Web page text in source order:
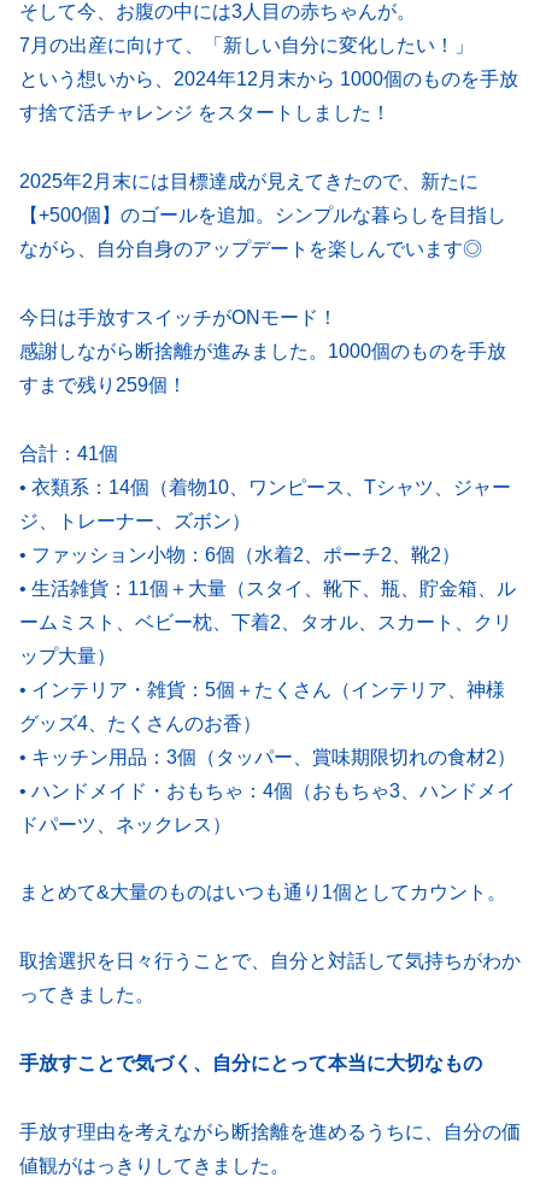
そして今、お腹の中には3人目の赤ちゃんが。
7月の出産に向けて、「新しい自分に変化したい！」
という想いから、2024年12月末から 1000個のものを手放
す捨て活チャレンジ をスタートしました！
2025年2月末には目標達成が見えてきたので、新たに
【+500個】のゴールを追加。シンプルな暮らしを目指し
ながら、自分自身のアップデートを楽しんでいます◎
今日は手放すスイッチがONモード！
感謝しながら断捨離が進みました。1000個のものを手放
すまで残り259個！
合計：41個
• 衣類系：14個（着物10、ワンピース、Tシャツ、ジャー
ジ、トレーナー、ズボン）
• ファッション小物：6個（水着2、ポーチ2、靴2）
• 生活雑貨：11個＋大量（スタイ、靴下、瓶、貯金箱、ル
ームミスト、ベビー枕、下着2、タオル、スカート、クリ
ップ大量）
• インテリア・雑貨：5個＋たくさん（インテリア、神様
グッズ4、たくさんのお香）
• キッチン用品：3個（タッパー、賞味期限切れの食材2）
• ハンドメイド・おもちゃ：4個（おもちゃ3、ハンドメイ
ドパーツ、ネックレス）
まとめて&大量のものはいつも通り1個としてカウント。
取捨選択を日々行うことで、自分と対話して気持ちがわか
ってきました。
手放すことで気づく、自分にとって本当に大切なもの
手放す理由を考えながら断捨離を進めるうちに、自分の価
値観がはっきりしてきました。